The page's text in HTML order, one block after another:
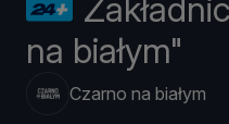
na białym"
Czarno na białym